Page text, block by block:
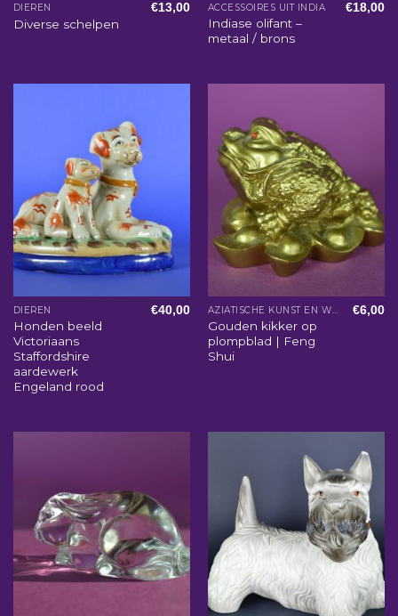
DIEREN
Diverse schelpen
€13,00 ACCESSOIRES UIT INDIA
Indiase olifant –
metaal / brons
€18,00
DIEREN
Honden beeld
Victoriaans
Staffordshire
aardewerk
Engeland rood
€40,00 AZIATISCHE KUNST EN WOONACCESSOIRES
Gouden kikker op
plompblad | Feng
Shui
€6,00